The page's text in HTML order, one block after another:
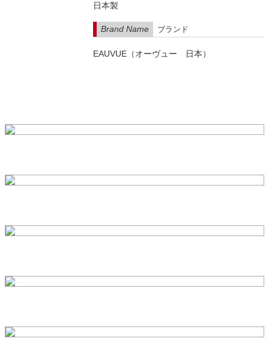
日本製
Brand Name ブランド
EAUVUE（オーヴュー 日本）